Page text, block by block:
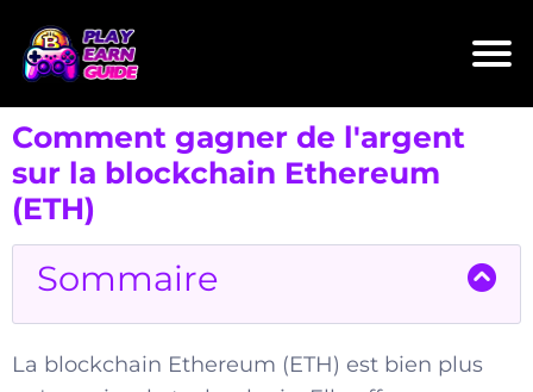
Comment gagner de l'argent
sur la blockchain Ethereum
(ETH)
Sommaire
La blockchain Ethereum (ETH) est bien plus